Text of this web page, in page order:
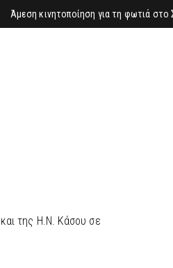
Άμεση κινητοποίηση για τη φωτιά
της Η.Ν. Κάσου σε